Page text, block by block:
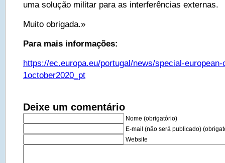
uma solução militar para as interferências externas.
Muito obrigada.»
Para mais informações:
https://ec.europa.eu/portugal/news/special-
1october2020_pt
Deixe um comentário
Nome (obrigatório)
E-mail (não será publicado)
Website